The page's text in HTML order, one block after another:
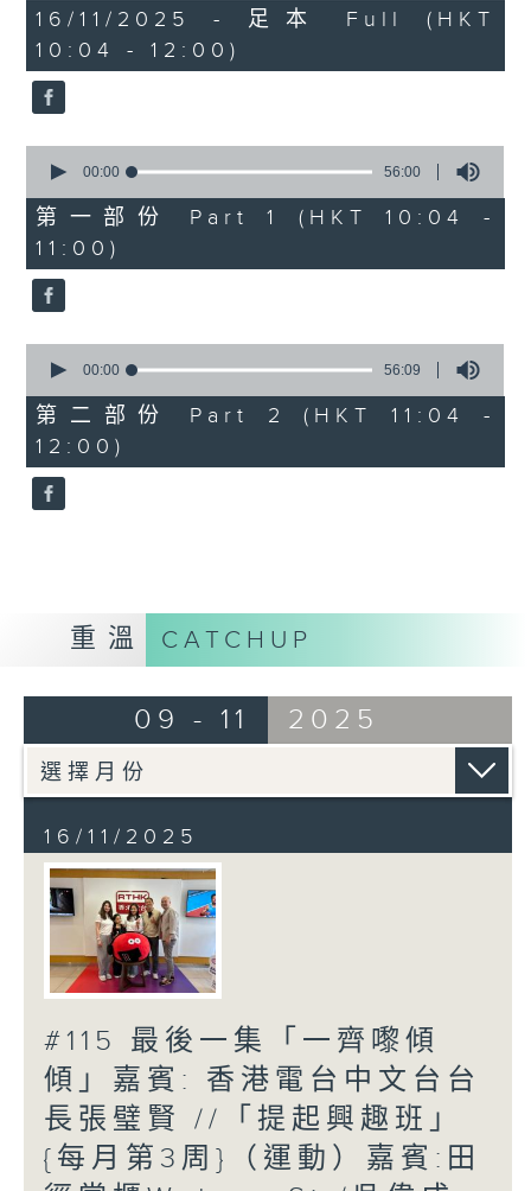
︰鍾傑良、譚秀雯醫生、區凱
聲 +小嘉賓：歐奕言
1
hour,
52
minutes,
0
seconds
16/11/2025 - 足本 Full (HKT
10:04 - 12:00)
seconds
56
minutes,
0
seconds
00:00 56:00
第一部份 Part 1 (HKT 10:04 -
11:00)
seconds
56
minutes,
9
seconds
00:00 56:09
第二部份 Part 2 (HKT 11:04 -
12:00)
重溫 CATCHUP
09 - 11 2025
16/11/2025
#115 最後一集「一齊嚟傾
傾」嘉賓: 香港電台中文台台
長張璧賢 //「提起興趣班」
{每月第3周}（運動）嘉賓:田